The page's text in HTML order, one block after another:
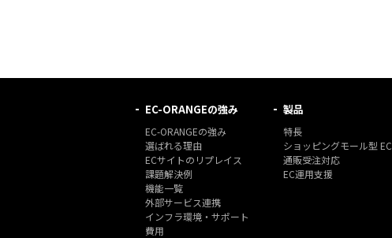
EC-ORANGEの強み
EC-ORANGEの強み
選ばれる理由
ECサイトのリプレイス
課題解決例
機能一覧
外部サービス連携
インフラ環境・サポート
費用
製品
特長
ショッピングモール型 EC
通販受注対応
EC運用支援